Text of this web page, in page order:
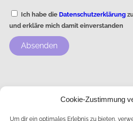
Cookie-Zustimmung
Um dir ein optimales Erlebnis zu bieten,
Ich habe die Datenschutzerklärung
und erkläre mich damit einverstanden
Absenden